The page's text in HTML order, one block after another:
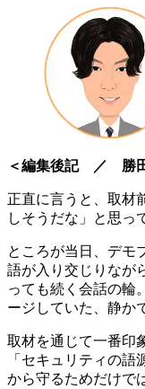
＜編集後記 ／ 勝
正直に言うと、取
しそうだな」と思っ
ところが当日、デモ
語が入り交じりなが
っても続く会話の輪
ージしていた、静か
取材を通じて一番印
「セキュリティの
から守るためだけで